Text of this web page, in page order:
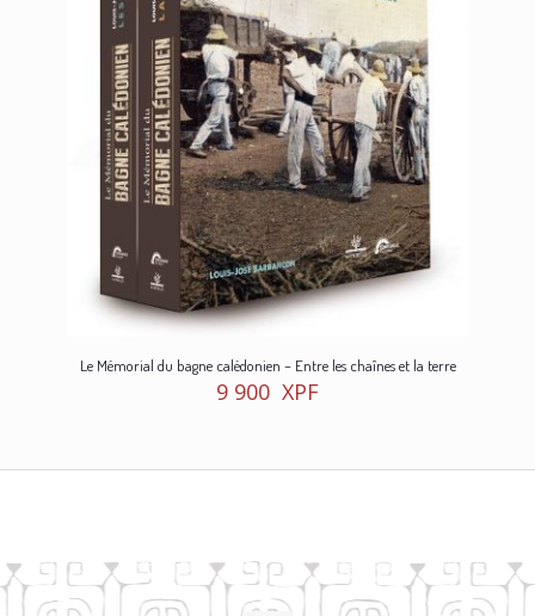
Le Mémorial du bagne calédonien – Entre les chaînes et la terre
9 900 XPF